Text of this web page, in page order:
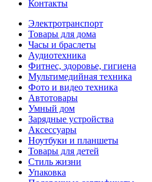
Контакты
Электротранспорт
Товары для дома
Часы и браслеты
Аудиотехника
Фитнес, здоровье, гигиена
Мультимедийная техника
Фото и видео техника
Автотовары
Умный дом
Зарядные устройства
Аксессуары
Ноутбуки и планшеты
Товары для детей
Стиль жизни
Упаковка